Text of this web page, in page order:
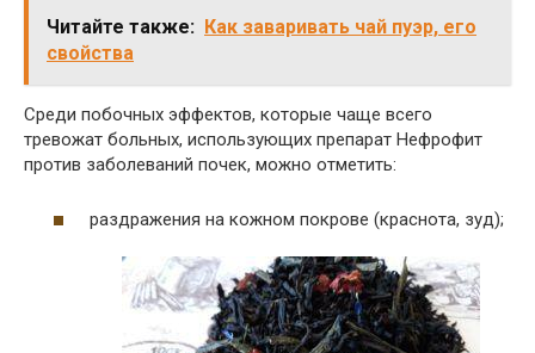
Читайте также: Как заваривать чай пуэр, его
свойства
Среди побочных эффектов, которые чаще всего
тревожат больных, использующих препарат Нефрофит
против заболеваний почек, можно отметить:
раздражения на кожном покрове (краснота, зуд);